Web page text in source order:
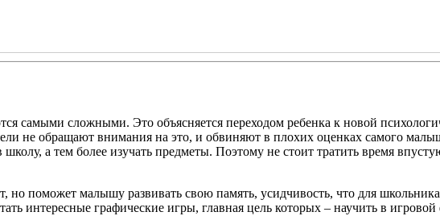
самыми сложными. Это объясняется переходом ребенка к новой
не обращают внимания на это, и обвиняют в плохих оценках самого
а тем более изучать предметы. Поэтому не стоит тратить время
но поможет малышу развивать свою память, усидчивость, что для
интересные графические игры, главная цель которых – научить в